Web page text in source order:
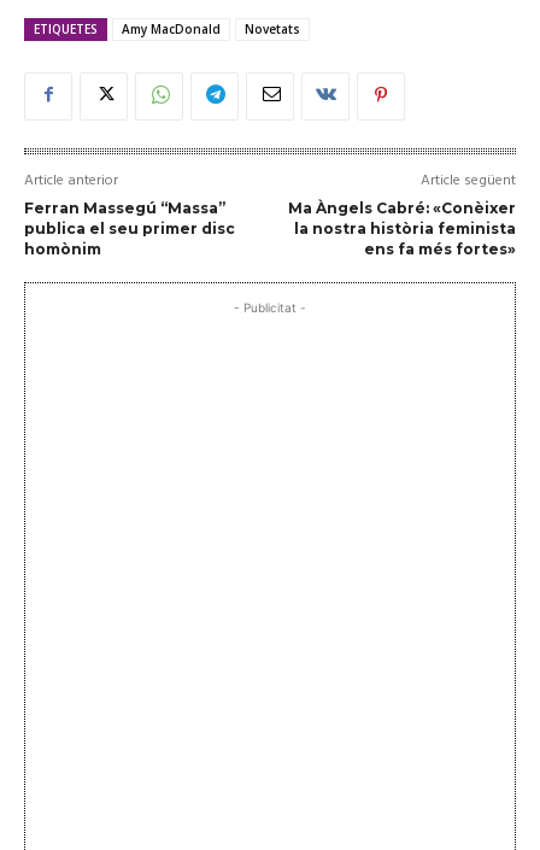
ETIQUETES Amy MacDonald Novetats
Article anterior
Ferran Massegú “Massa”
publica el seu primer disc
homònim
Article següent
Ma Àngels Cabré: «Conèixer
la nostra història feminista
ens fa més fortes»
- Publicitat -